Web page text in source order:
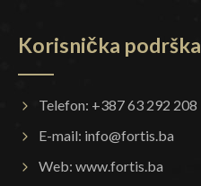
Korisnička podrška
Telefon: +387 63 292 208
E-mail: info@fortis.ba
Web: www.fortis.ba